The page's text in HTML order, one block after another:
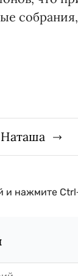
и нажмите